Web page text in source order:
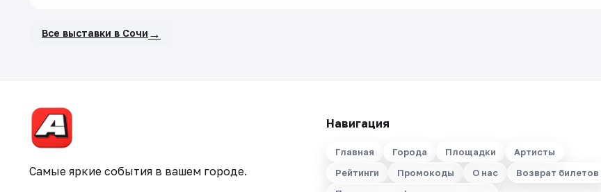
Все выставки в Сочи →
Самые яркие события в вашем городе.
Навигация
Главная Города Площадки
Артисты
Рейтинги
Промокоды О нас
Возврат билетов